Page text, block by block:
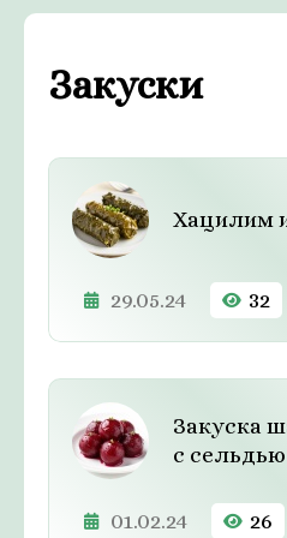
Закуски
Хацилим
29.05.24 32
Закуска
с сельдью
01.02.24 26